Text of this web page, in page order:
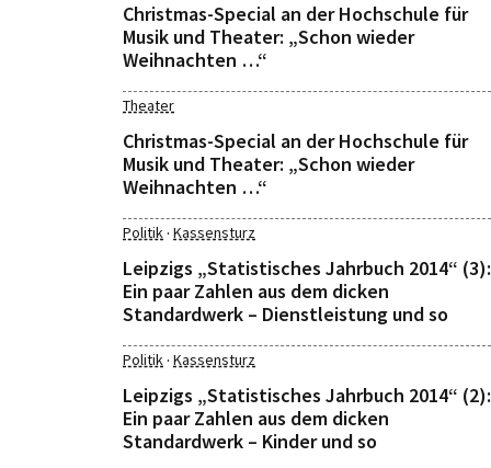
Christmas-Special an der Hochschule für
Musik und Theater: „Schon wieder
Weihnachten …“
Theater
Christmas-Special an der Hochschule für
Musik und Theater: „Schon wieder
Weihnachten …“
Politik· Kassensturz
Leipzigs „Statistisches Jahrbuch 2014“ (3):
Ein paar Zahlen aus dem dicken
Standardwerk – Dienstleistung und so
Politik· Kassensturz
Leipzigs „Statistisches Jahrbuch 2014“ (2):
Ein paar Zahlen aus dem dicken
Standardwerk – Kinder und so